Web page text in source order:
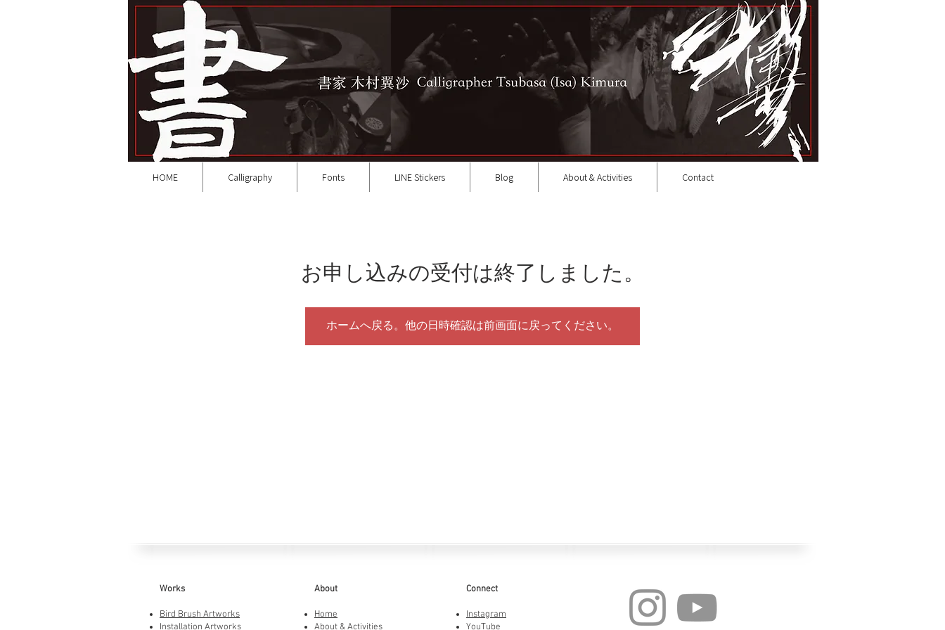
HOME Calligraphy Fonts LINE Stickers Blog About & Activities Contact
お申し込みの受付は終了しました。
ホームへ戻る。他の日時確認は前画面に戻ってください。
Works
Bird Brush Artworks
Installation Artworks
About
Home
About & Activities
Connect
Instagram
YouTube